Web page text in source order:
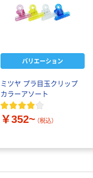
バリエーション
ミツヤ プラ目玉クリップ
カラーアソート
￥352~ （税込）